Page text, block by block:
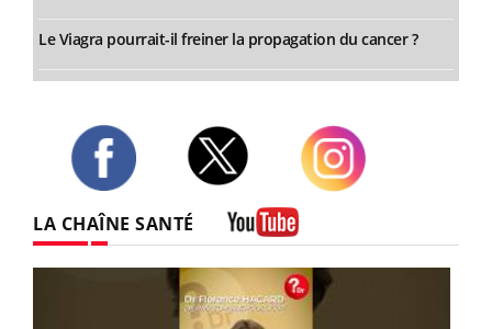
Le Viagra pourrait-il freiner la propagation du cancer ?
LA CHAÎNE SANTÉ